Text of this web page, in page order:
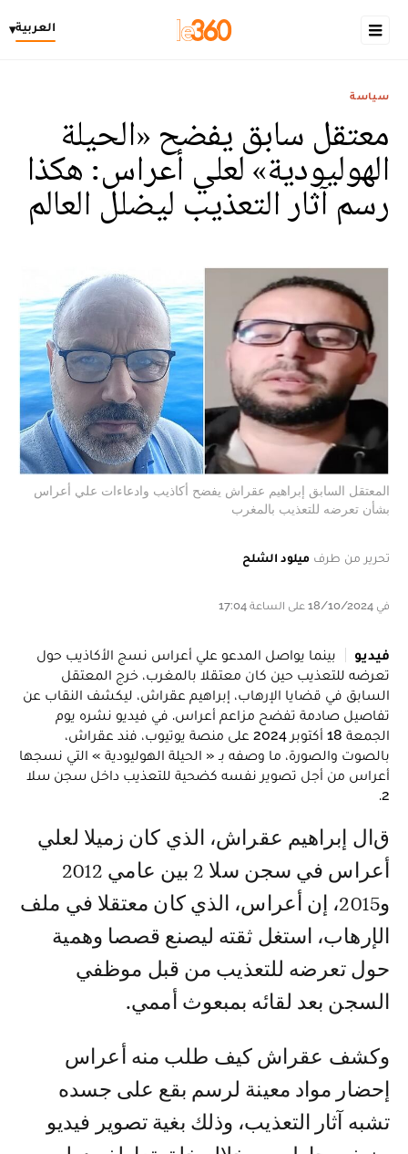
العربية▾
سياسة
معتقل سابق يفضح «الحيلة
الهوليودية» لعلي أعراس: هكذا
رسم آثار التعذيب ليضلل العالم
المعتقل السابق إبراهيم عقراش يفضح أكاذيب وادعاءات علي أعراس
بشأن تعرضه للتعذيب بالمغرب
تحرير من طرف ميلود الشلح
في 18/10/2024 على الساعة 17:04
فيديو
بينما يواصل المدعو علي أعراس نسج الأكاذيب حول
تعرضه للتعذيب حين كان معتقلا بالمغرب، خرج المعتقل
السابق في قضايا الإرهاب، إبراهيم عقراش، ليكشف النقاب عن
تفاصيل صادمة تفضح مزاعم أعراس. في فيديو نشره يوم
الجمعة 18 أكتوبر 2024 على منصة يوتيوب، فند عقراش،
بالصوت والصورة، ما وصفه بـ « الحيلة الهوليودية » التي نسجها
أعراس من أجل تصوير نفسه كضحية للتعذيب داخل سجن سلا
2.
قال إبراهيم عقراش، الذي كان زميلا لعلي
أعراس في سجن سلا 2 بين عامي 2012
و2015، إن أعراس، الذي كان معتقلا في ملف
الإرهاب، استغل ثقته ليصنع قصصا وهمية
حول تعرضه للتعذيب من قبل موظفي
السجن بعد لقائه بمبعوث أممي.
وكشف عقراش كيف طلب منه أعراس
إحضار مواد معينة لرسم بقع على جسده
تشبه آثار التعذيب، وذلك بغية تصوير فيديو